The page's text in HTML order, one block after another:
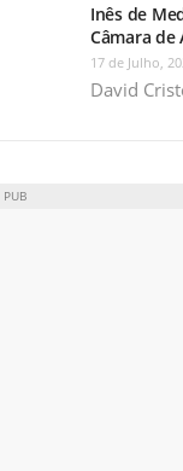
Inês de
Câmara de
17 de Julho,
David
PUB